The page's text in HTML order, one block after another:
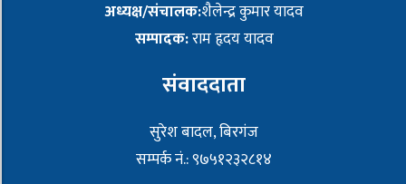
अध्यक्ष/संचालक:शैलेन्द्र कुमार यादव
सम्पादक:राम हृदय यादव
संवाददाता
सुरेश बादल, बिरगंज
सम्पर्क नं.: ९७५१२३२८१४